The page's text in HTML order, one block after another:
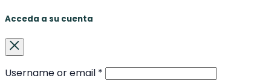
Acceda a su cuenta
Username or email *